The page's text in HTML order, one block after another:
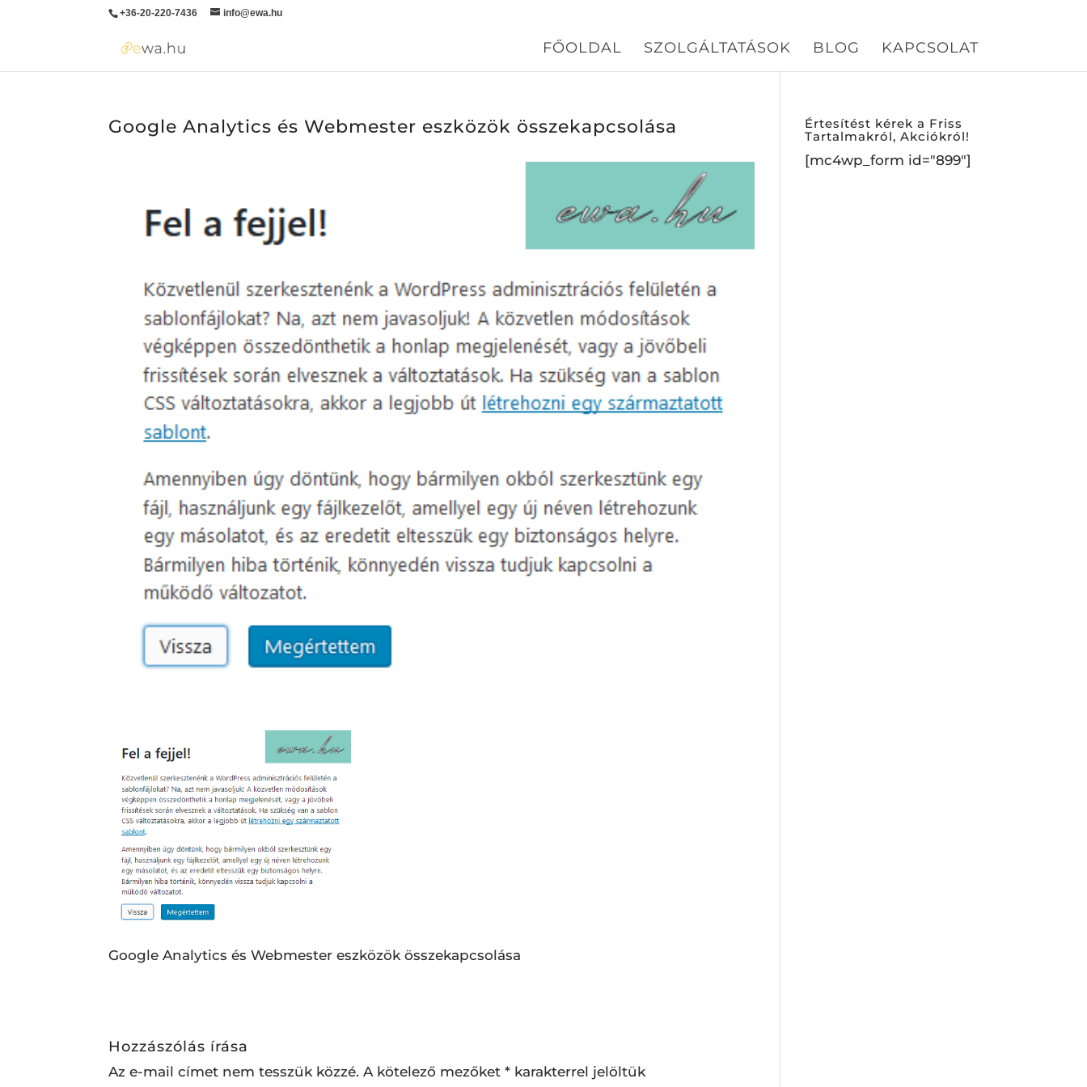
+36-20-220-7436 info@ewa.hu
FŐOLDAL SZOLGÁLTATÁSOK BLOG KAPCSOLAT
Google Analytics és Webmester eszközök összekapcsolása
Google Analytics és Webmester eszközök összekapcsolása
Hozzászólás írása
Az e-mail címet nem tesszük közzé. A kötelező mezőket* karakterrel jelöltük
Értesítést kérek a Friss
Tartalmakról, Akciókról!
[mc4wp_form id="899"]